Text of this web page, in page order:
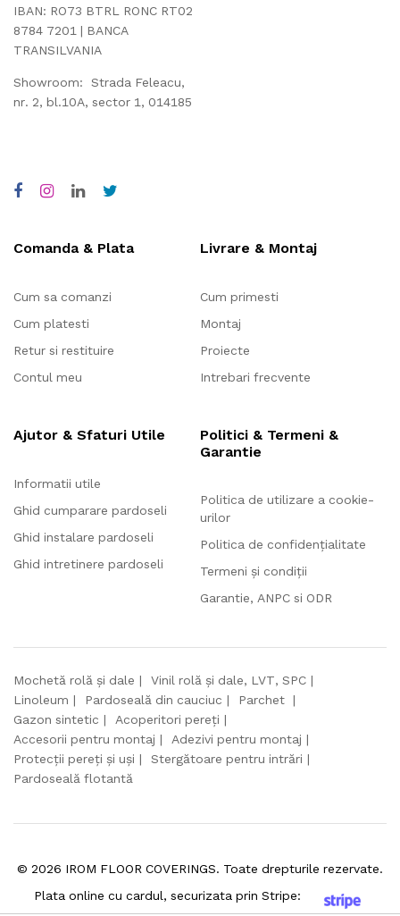
IBAN: RO73 BTRL RONC RT02
8784 7201 | BANCA
TRANSILVANIA
Showroom: Strada Feleacu,
nr. 2, bl.10A, sector 1, 014185
Comanda & Plata
Cum sa comanzi
Cum platesti
Retur si restituire
Contul meu
Livrare & Montaj
Cum primesti
Montaj
Proiecte
Intrebari frecvente
Ajutor & Sfaturi Utile
Informatii utile
Ghid cumparare pardoseli
Ghid instalare pardoseli
Ghid intretinere pardoseli
Politici & Termeni &
Garantie
Politica de utilizare a cookie-
urilor
Politica de confidențialitate
Termeni și condiții
Garantie, ANPC si ODR
Mochetă rolă și dale
Vinil rolă și dale, LVT, SPC
Linoleum
Pardoseală din cauciuc
Parchet
Gazon sintetic
Acoperitori pereți
Accesorii pentru montaj
Adezivi pentru montaj
Protecții pereți și uși
Stergătoare pentru intrări
Pardoseală flotantă
© 2026 IROM FLOOR COVERINGS. Toate drepturile rezervate.
Plata online cu cardul, securizata prin Stripe: